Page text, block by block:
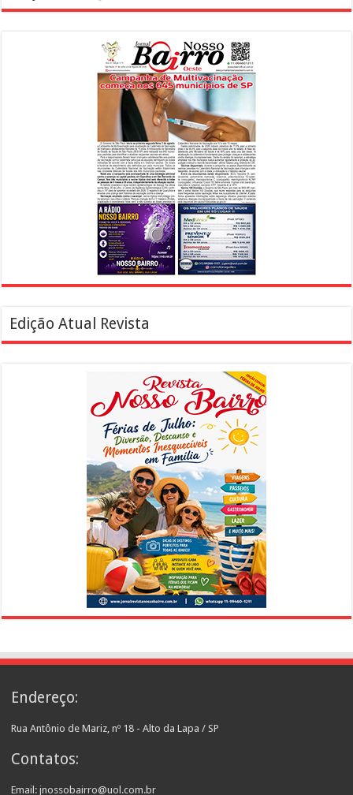
Edição Atual Revista
Endereço:
Rua Antônio de Mariz, nº 18 - Alto da Lapa / SP
Contatos:
Email: jnossobairro@uol.com.br